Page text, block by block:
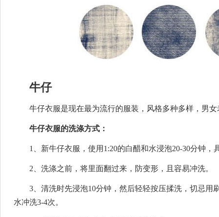
牛仔
牛仔衣服是现在最为流行的服装，风格多种多样，男
牛仔衣服的洗涤方式：
1、新牛仔衣服，使用1:20的白醋和水浸泡20-30分钟，
2、洗涤之前，将里面翻过来，防变形，且容易冲洗。
3、清洗时先浸泡10分钟，然后轻轻按压揉洗，切忌用
水冲洗3-4次。